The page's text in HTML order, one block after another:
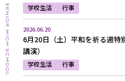
学校生活 行事
2026.06.20
6月20日（土）平和を祈る週特
講演）
学校生活 行事